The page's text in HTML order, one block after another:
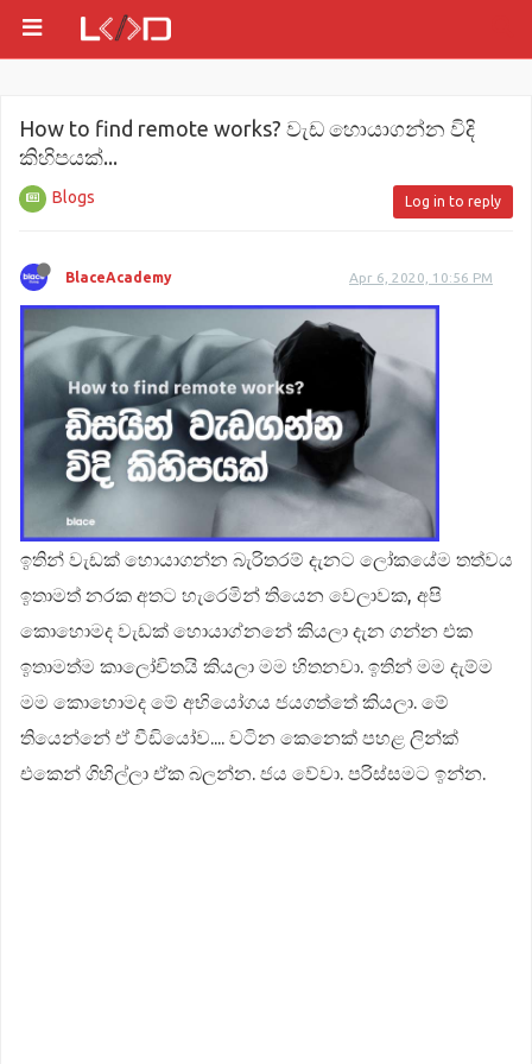
How to find remote works? වැඩ හොයාගන්න විදි
කිහිපයක්...
Blogs Log in to reply
BlaceAcademy Apr 6, 2020, 10:56 PM
ඉතින් වැඩක් හොයාගන්න බැරිතරම් දැනට ලෝකයේම තත්වය
ඉතාමත් නරක අතට හැරෙමින් තියෙන වෙලාවක, අපි
කොහොමද වැඩක් හොයාග්නනේ කියලා දැන ගන්න එක
ඉතාමත්ම කාලෝචිතයි කියලා මම හිතනවා. ඉතින් මම දැම්ම
මම කොහොමද මේ අභියෝගය ජයගත්තේ කියලා. මේ
තියෙන්නේ ඒ වීඩියෝව.... වටින කෙනෙක් පහළ ලින්ක්
එකෙන් ගිහිල්ලා ඒක බලන්න. ජය වේවා. පරිස්සමට ඉන්න.